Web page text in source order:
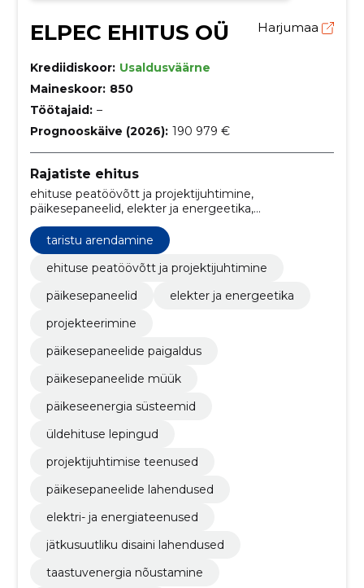
ELPEC EHITUS OÜ Harjumaa
Krediidiskoor: Usaldusväärne
Maineskoor: 850
Töötajaid: –
Prognooskäive (2026): 190 979 €
Rajatiste ehitus
ehituse peatöövõtt ja projektijuhtimine,
päikesepaneelid, elekter ja energeetika,
Projekteerimine, päikesepaneelide paigaldus,
päikesepaneelide müük, päikeseenergia süsteemid,
üldehituse lepingud, projektijuhtimise teenused,
päikesepaneelide lahendused
taristu arendamine
ehituse peatöövõtt ja projektijuhtimine
päikesepaneelid
elekter ja energeetika
projekteerimine
päikesepaneelide paigaldus
päikesepaneelide müük
päikeseenergia süsteemid
üldehituse lepingud
projektijuhtimise teenused
päikesepaneelide lahendused
elektri- ja energiateenused
jätkusuutliku disaini lahendused
taastuvenergia nõustamine